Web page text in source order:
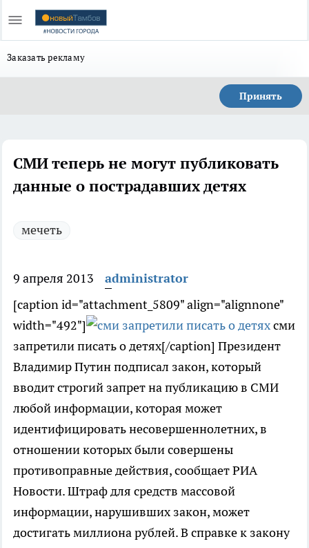
Заказать рекламу
Принять
СМИ теперь не могут публиковать
данные о пострадавших детях
мечеть
9 апреля 2013
administrator
[caption id="attachment_5809" align="alignnone"
width="492"]
сми
запретили писать о детях[/caption] Президент
Владимир Путин подписал закон, который
вводит строгий запрет на публикацию в СМИ
любой информации, которая может
идентифицировать несовершеннолетних, в
отношении которых были совершены
противоправные действия, сообщает РИА
Новости. Штраф для средств массовой
информации, нарушивших закон, может
достигать миллиона рублей. В справке к закону